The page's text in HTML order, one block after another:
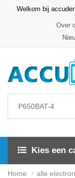
Welkom bij
Over
Kies een
Home alle